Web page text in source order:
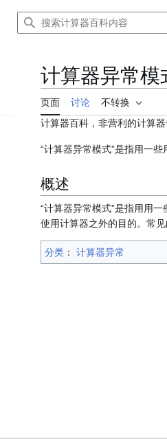
计算器异常模
页面 讨论
不转换
计算器百科，非营利的计算
“计算器异常模式”是指用一
概述
“计算器异常模式”是指用用
使用计算器之外的目的。常
分类 ：​ 计算器异常